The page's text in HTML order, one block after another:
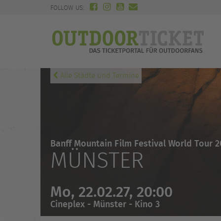
FOLLOW US:
Alle Städte und Termine
Banff Mountain Film Festival World Tour
MÜNSTER
Mo, 22.02.27, 20:00
Cineplex - Münster - Kino 3